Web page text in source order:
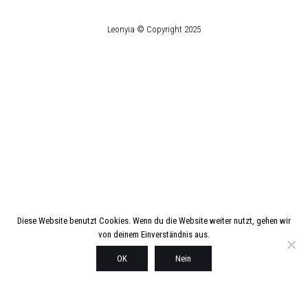
Leonyia © Copyright 2025
Diese Website benutzt Cookies. Wenn du die Website weiter nutzt, gehen wir
von deinem Einverständnis aus.
OK Nein